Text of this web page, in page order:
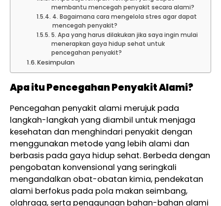
membantu mencegah penyakit secara alami?
4. Bagaimana cara mengelola stres agar dapat
mencegah penyakit?
5. Apa yang harus dilakukan jika saya ingin mulai
menerapkan gaya hidup sehat untuk
pencegahan penyakit?
Kesimpulan
Apa itu Pencegahan Penyakit Alami?
Pencegahan penyakit alami merujuk pada
langkah-langkah yang diambil untuk menjaga
kesehatan dan menghindari penyakit dengan
menggunakan metode yang lebih alami dan
berbasis pada gaya hidup sehat. Berbeda dengan
pengobatan konvensional yang seringkali
mengandalkan obat-obatan kimia, pendekatan
alami berfokus pada pola makan seimbang,
olahraga, serta penggunaan bahan-bahan alami